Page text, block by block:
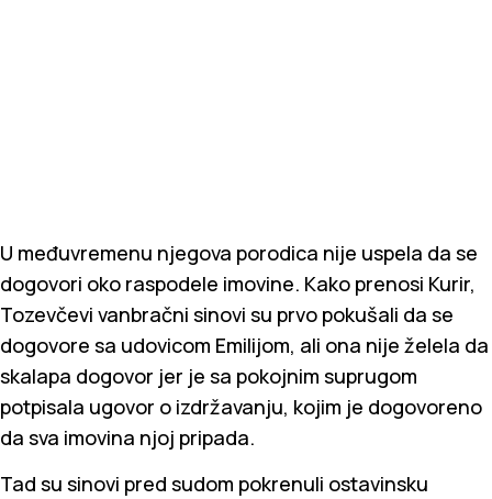
U međuvremenu njegova porodica nije uspela da se
dogovori oko raspodele imovine. Kako prenosi Kurir,
Tozevčevi vanbračni sinovi su prvo pokušali da se
dogovore sa udovicom Emilijom, ali ona nije želela da
skalapa dogovor jer je sa pokojnim suprugom
potpisala ugovor o izdržavanju, kojim je dogovoreno
da sva imovina njoj pripada.
Tad su sinovi pred sudom pokrenuli ostavinsku